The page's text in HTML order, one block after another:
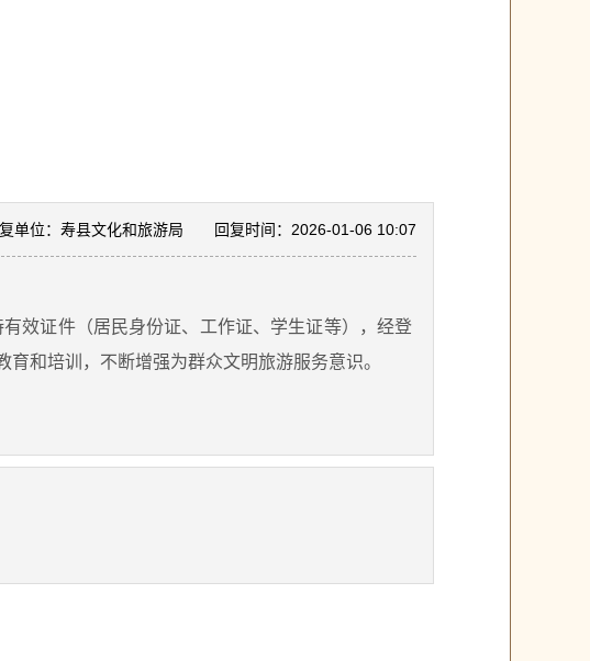
回复时间：2026-01-06 10:07
单位：寿县文化和旅游局
效证件（居民身份证、工作证、学生证等），经登
和培训，不断增强为群众文明旅游服务意识。